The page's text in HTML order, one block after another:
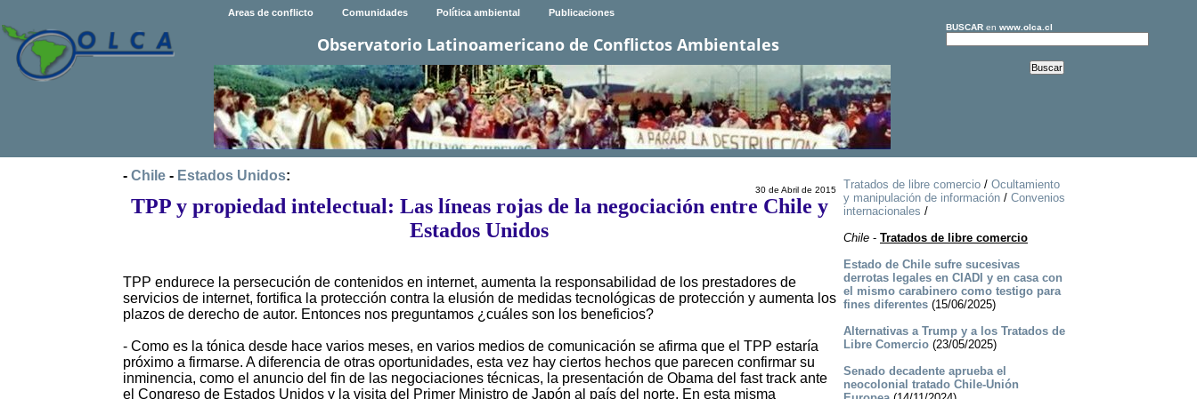
Areas de conflicto Comunidades Política ambiental Publicaciones
Observatorio Latinoamericano de Conflictos Ambientales
BUSCARen www.olca.cl
- Chile - Estados Unidos:
30 de Abril de 2015
TPP y propiedad intelectual: Las líneas rojas de la negociación entre Chile y
Estados Unidos
TPP endurece la persecución de contenidos en internet, aumenta la responsabilidad de los prestadores de
servicios de internet, fortifica la protección contra la elusión de medidas tecnológicas de protección y aumenta los
plazos de derecho de autor. Entonces nos preguntamos ¿cuáles son los beneficios?
- Como es la tónica desde hace varios meses, en varios medios de comunicación se afirma que el TPP estaría
próximo a firmarse. A diferencia de otras oportunidades, esta vez hay ciertos hechos que parecen confirmar su
inminencia, como el anuncio del fin de las negociaciones técnicas, la presentación de Obama del fast track ante
el Congreso de Estados Unidos y la visita del Primer Ministro de Japón al país del norte. En esta misma
Tratados de libre comercio/ Ocultamiento
y manipulación de información/ Convenios
internacionales /
Chile- Tratados de libre comercio
Estado de Chile sufre sucesivas
derrotas legales en CIADI y en casa con
el mismo carabinero como testigo para
fines diferentes(15/06/2025)
Alternativas a Trump y a los Tratados de
Libre Comercio(23/05/2025)
Senado decadente aprueba el
neocolonial tratado Chile-Unión